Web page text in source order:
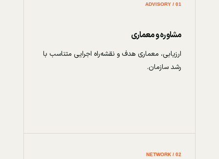
01 / ADVISORY
مشاوره و معماری
ارزیابی، معماری هدف و نقشه‌راه اجرایی متناسب با
رشد سازمان.
02 / NETWORK